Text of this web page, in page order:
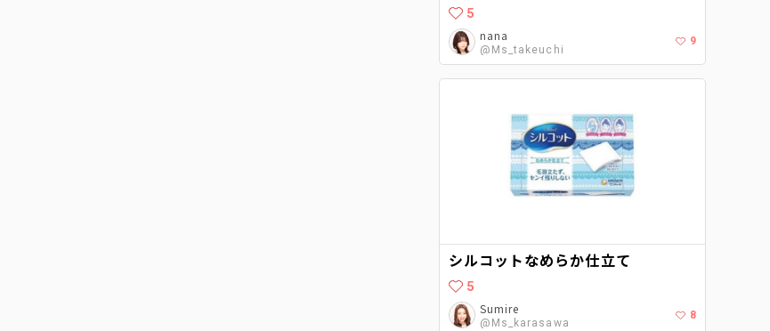
5
nana
@Ms_takeuchi
9
シルコットなめらか仕立て
5
Sumire
@Ms_karasawa
8